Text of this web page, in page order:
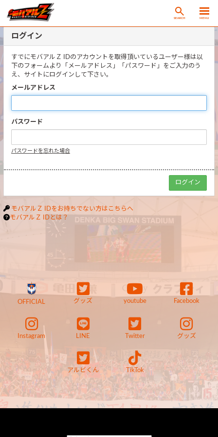
SEARCH MENU
ログイン
すでにモバアルＺ IDのアカウントを取得頂いているユーザー様は以
下のフォームより「メールアドレス」「パスワード」をご入力のう
え、サイトにログインして下さい。
メールアドレス
パスワード
パスワードを忘れた場合
モバアルＺ IDをお持ちでない方はこちらへ
モバアルＺ IDとは？
OFFICIAL グッズ youtube Facebook
Instagram LINE Twitter グッズ
アルビくん TikTok